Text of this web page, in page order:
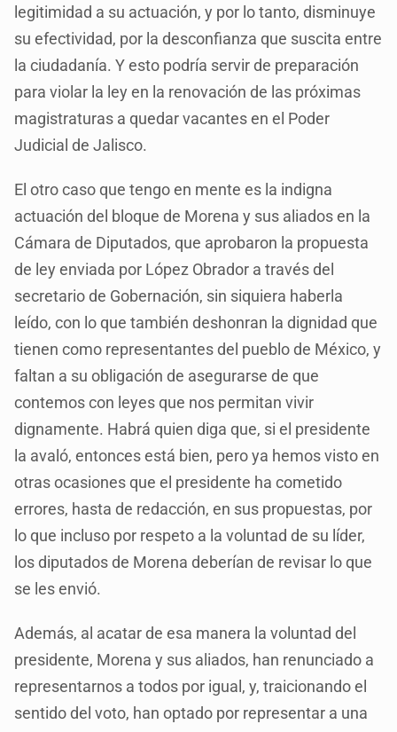
legitimidad a su actuación, y por lo tanto, disminuye
su efectividad, por la desconfianza que suscita entre
la ciudadanía. Y esto podría servir de preparación
para violar la ley en la renovación de las próximas
magistraturas a quedar vacantes en el Poder
Judicial de Jalisco.
El otro caso que tengo en mente es la indigna
actuación del bloque de Morena y sus aliados en la
Cámara de Diputados, que aprobaron la propuesta
de ley enviada por López Obrador a través del
secretario de Gobernación, sin siquiera haberla
leído, con lo que también deshonran la dignidad que
tienen como representantes del pueblo de México, y
faltan a su obligación de asegurarse de que
contemos con leyes que nos permitan vivir
dignamente. Habrá quien diga que, si el presidente
la avaló, entonces está bien, pero ya hemos visto en
otras ocasiones que el presidente ha cometido
errores, hasta de redacción, en sus propuestas, por
lo que incluso por respeto a la voluntad de su líder,
los diputados de Morena deberían de revisar lo que
se les envió.
Además, al acatar de esa manera la voluntad del
presidente, Morena y sus aliados, han renunciado a
representarnos a todos por igual, y, traicionando el
sentido del voto, han optado por representar a una